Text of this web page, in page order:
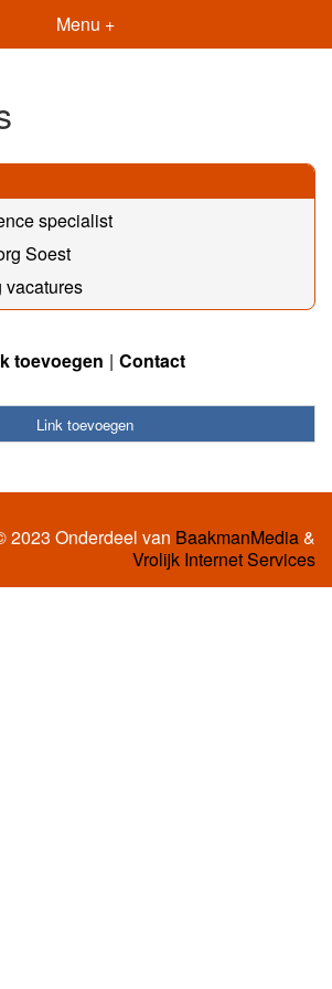
Menu +
specialist
Soest
vacatures
toevoegen Contact
Link toevoegen
2023 Onderdeel van BaakmanMedia&
Vrolijk Internet Services